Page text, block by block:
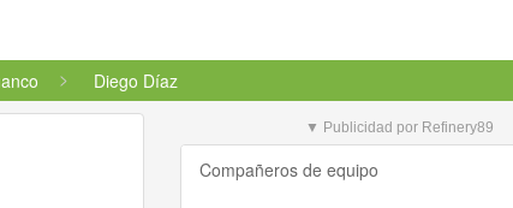
Diego Díaz
▼ Publicidad por Refinery89
Compañeros de equipo